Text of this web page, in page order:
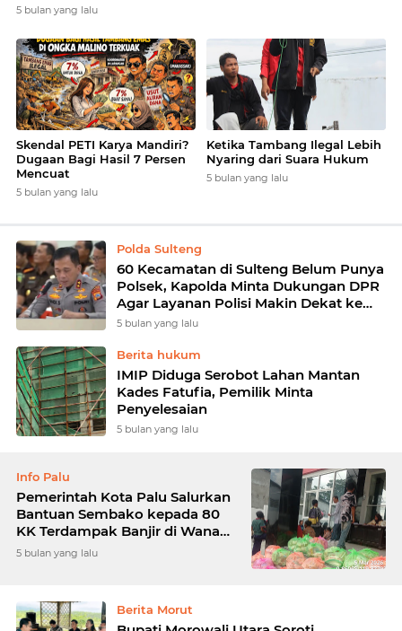
Tambang
5 bulan yang lalu
Skendal PETI Karya Mandiri?
Dugaan Bagi Hasil 7 Persen
Mencuat
5 bulan yang lalu
Ketika Tambang Ilegal Lebih
Nyaring dari Suara Hukum
5 bulan yang lalu
Polda Sulteng
60 Kecamatan di Sulteng Belum Punya
Polsek, Kapolda Minta Dukungan DPR
Agar Layanan Polisi Makin Dekat ke
Warga
5 bulan yang lalu
Berita hukum
IMIP Diduga Serobot Lahan Mantan
Kades Fatufia, Pemilik Minta
Penyelesaian
5 bulan yang lalu
Info Palu
Pemerintah Kota Palu Salurkan
Bantuan Sembako kepada 80
KK Terdampak Banjir di Wana
Tipo
5 bulan yang lalu
Berita Morut